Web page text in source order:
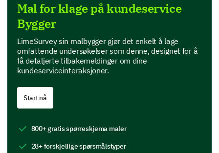
1 (Ikke fornøyd) til 10 (Svært fornøyd)
2 3 4
Tid til respons
Profesjonalitet
Forståelse
Løsning av problem
Mal for klage på kundeservice
Bygger
LimeSurvey sin malbygger gjør det enkelt å lage
omfattende undersøkelser som denne, designet for å
få detaljerte tilbakemeldinger om dine
kundeserviceinteraksjoner.
Start nå
800+ gratis spørreskjema maler
28+ forskjellige spørsmålstyper